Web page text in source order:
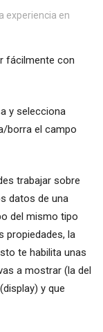
experiencia en
fácilmente con
y selecciona
borra el campo
trabajar sobre
datos de una
del mismo tipo
propiedades, la
te habilita unas
a mostrar (la del
y que